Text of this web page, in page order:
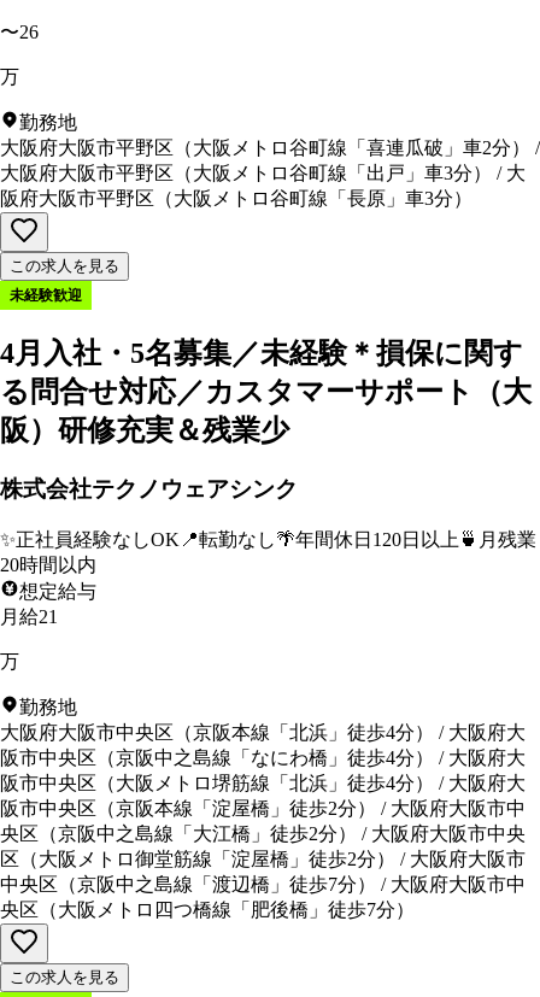
〜26
万
勤務地
大阪府大阪市平野区 （大阪メトロ谷町線「喜連瓜破」車2分）
/
大阪府大阪市平野区 （大阪メトロ谷町線「出戸」車3分） / 大
阪府大阪市平野区 （大阪メトロ谷町線「長原」車3分）
この求人を見る
未経験歓迎
4月入社・5名募集／未経験＊損保に関す
る問合せ対応／カスタマーサポート（大
阪）研修充実＆残業少
株式会社テクノウェアシンク
✨正社員経験なしOK 📍転勤なし🌴年間休日120日以上 🍵 月残業
20時間以内
想定給与
月給21
万
勤務地
大阪府大阪市中央区 （京阪本線「北浜」徒歩4分） / 大阪府大
阪市中央区 （京阪中之島線「なにわ橋」徒歩4分） / 大阪府大
阪市中央区 （大阪メトロ堺筋線「北浜」徒歩4分） / 大阪府大
阪市中央区 （京阪本線「淀屋橋」徒歩2分） / 大阪府大阪市中
央区 （京阪中之島線「大江橋」徒歩2分） / 大阪府大阪市中央
区 （大阪メトロ御堂筋線「淀屋橋」徒歩2分） / 大阪府大阪市
中央区 （京阪中之島線「渡辺橋」徒歩7分） / 大阪府大阪市中
央区 （大阪メトロ四つ橋線「肥後橋」徒歩7分）
この求人を見る